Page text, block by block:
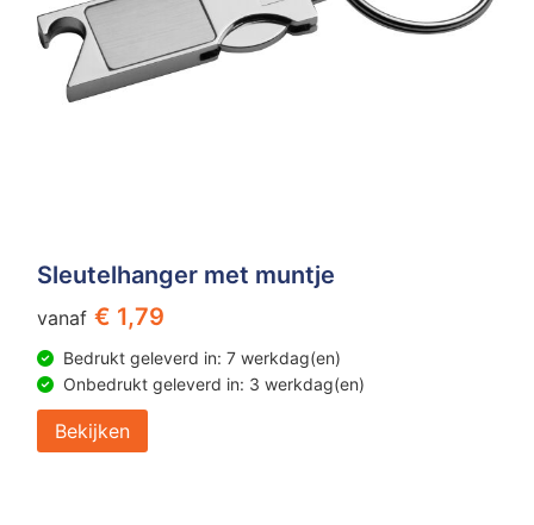
Sleutelhanger met muntje
vanaf € 1,79
Bedrukt geleverd in: 7 werkdag(en)
Onbedrukt geleverd in: 3 werkdag(en)
Bekijken